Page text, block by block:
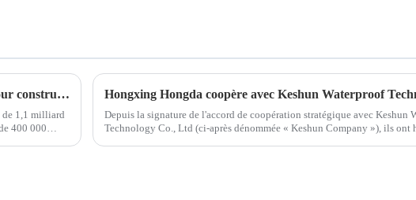
Hongxing Hongda prévoit d'investir 1,6 milliard de yuans pour construire une nouvelle usine de production d'émulsion d'une capacité de production de 510 000 tonnes par an.
1,1 milliard
400 000
Depuis la signature de l'accord de coopération stratégique avec Keshun
Technology Co., Ltd (ci-après dénommée « Keshun Company »), ils ont